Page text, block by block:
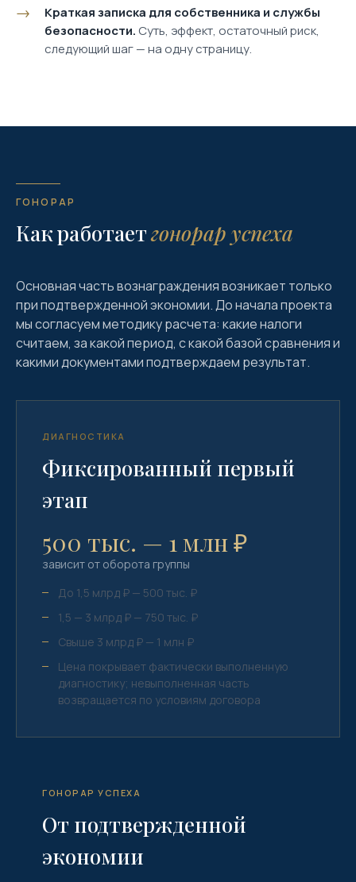
Краткая записка для собственника и службы
безопасности. Суть, эффект, остаточный риск,
следующий шаг — на одну страницу.
ГОНОРАР
Как работаетгонорар успеха
Основная часть вознаграждения возникает только
при подтвержденной экономии. До начала проекта
мы согласуем методику расчета: какие налоги
считаем, за какой период, с какой базой сравнения и
какими документами подтверждаем результат.
ДИАГНОСТИКА
Фиксированный первый
этап
500 тыс. — 1 млн ₽
зависит от оборота группы
До 1,5 млрд ₽ — 500 тыс. ₽
1,5 — 3 млрд ₽ — 750 тыс. ₽
Свыше 3 млрд ₽ — 1 млн ₽
Цена покрывает фактически выполненную
диагностику; невыполненная часть
возвращается по условиям договора
ГОНОРАР УСПЕХА
От подтвержденной
экономии